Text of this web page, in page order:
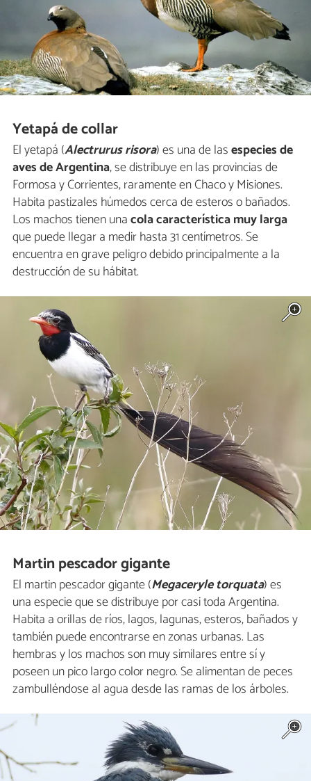
Yetapá de collar
El yetapá (Alectrurus risora) es una de lasespecies de
aves de Argentina, se distribuye en las provincias de
Formosa y Corrientes, raramente en Chaco y Misiones.
Habita pastizales húmedos cerca de esteros o bañados.
Los machos tienen unacola característica muy larga
que puede llegar a medir hasta 31 centímetros. Se
encuentra en grave peligro debido principalmente a la
destrucción de su hábitat.
Martin pescador gigante
El martin pescador gigante (Megaceryle torquata) es
una especie que se distribuye por casi toda Argentina.
Habita a orillas de ríos, lagos, lagunas, esteros, bañados y
también puede encontrarse en zonas urbanas. Las
hembras y los machos son muy similares entre sí y
poseen un pico largo color negro. Se alimentan de peces
zambulléndose al agua desde las ramas de los árboles.